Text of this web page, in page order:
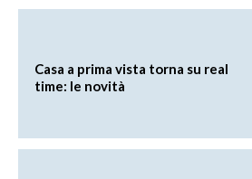
Casa a prima vista torna su real
time: le novità